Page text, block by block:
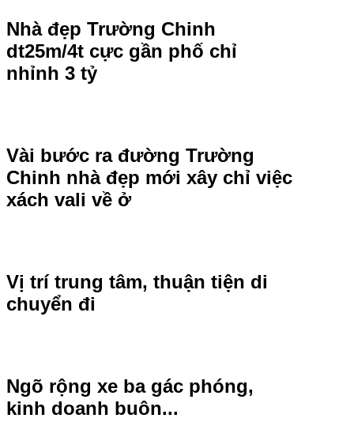
Nhà đẹp Trường Chinh
dt25m/4t cực gần phố chỉ
nhỉnh 3 tỷ
Vài bước ra đường Trường
Chinh nhà đẹp mới xây chỉ việc
xách vali về ở
Vị trí trung tâm, thuận tiện di
chuyển đi
Ngõ rộng xe ba gác phóng,
kinh doanh buôn...